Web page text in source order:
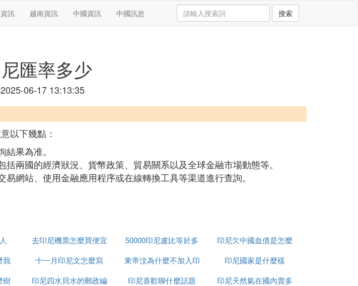
訊 越南資訊 中國資訊 中國訊息 搜索
匯率多少
06-17 13:13:35
以下幾點：
果為准。
兩國的經濟狀況、貨幣政策、貿易關系以及全球金融市場動態等。
網站、使用金融應用程序或在線轉換工具等渠道進行查詢。
去印尼機票怎麼買便宜
50000印尼盧比等於多
少人民幣
印尼欠中國血債是怎麼
回事
我 十一月印尼文怎麼寫
東帝汶為什麼不加入印
尼
印尼國家是什麼樣
樹
印尼四水貝水的郵政編
印尼喜歡聊什麼話題
印尼天然氣在國內賣多